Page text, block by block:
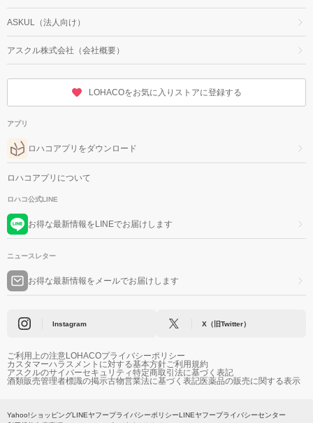
ASKUL（法人向け）
アスクル株式会社（会社概要）
LOHACOをお気に入りストアに登録する
アプリ
ロハコアプリをダウンロード
ロハコアプリについて
ロハコ公式LINE
お得な最新情報をLINEでお届けします
ニュースレター
お得な最新情報をメールでお届けします
Instagram X（旧Twitter）
ご利用上の注意LOHACOプライバシーポリシー
カスタマーハラスメントに対する基本方針ご利用規約
アスクルのサイバーセキュリティ特定商取引法に基づく表記
酒類販売管理者標識の掲示古物営業法に基づく表記医薬品の販売に関する表示
Yahoo!ショッピングLINEヤフープライバシーポリシーLINEヤフープライバシーセンター